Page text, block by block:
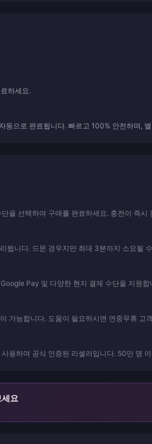
하세요.
동으로 완료됩니다. 빠르고 100% 안전하며,
을 선택하여 구매를 완료하세요. 충전이 즉시
됩니다. 드문 경우지만 최대 3분까지 소요될
Pay 및 다양한 현지 결제 수단을 지원합
가능합니다. 도움이 필요하시면 연중무휴 고
용하며 공식 인증된 리셀러입니다. 50만 명
요